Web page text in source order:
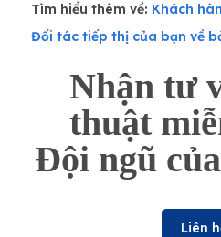
Tìm hiểu thêm về: Khách
Đối tác tiếp thị của bạn về
Nhận tư
thuật
Đội ngũ
Liên